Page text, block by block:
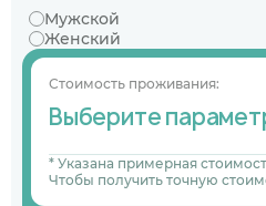
Мужской
Женский
Стоимость проживания:
Выберите
* Указана примерная
Чтобы получить точную